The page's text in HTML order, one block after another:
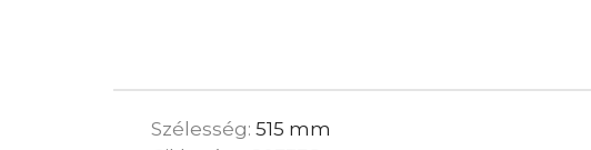
Szélesség:515 mm